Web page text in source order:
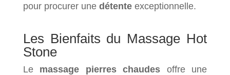
pour procurer une détenteexceptionnelle.
Les Bienfaits du Massage Hot
Stone
Le massage pierres chaudes offre une